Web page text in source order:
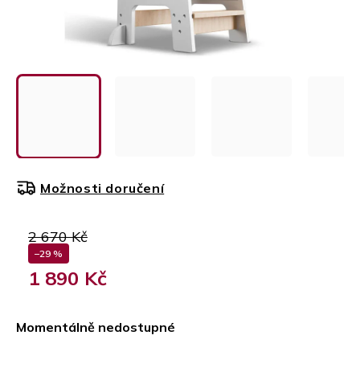
2 670 Kč
–29 %
1 890 Kč
Momentálně nedostupné
Možnosti doručení